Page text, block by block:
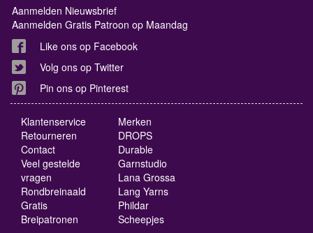
Aanmelden Nieuwsbrief
Aanmelden Gratis Patroon op Maandag
Like ons op Facebook
Volg ons op Twitter
Pin ons op Pinterest
Klantenservice
Retourneren
Contact
Veel gestelde
vragen
Rondbreinaald
Gratis
Breipatronen
Merken
DROPS
Durable
Garnstudio
Lana Grossa
Lang Yarns
Phildar
Scheepjes